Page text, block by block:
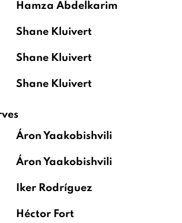
Hamza Abdelkarim
Shane Kluivert
Shane Kluivert
Shane Kluivert
Áron Yaakobishvili
Áron Yaakobishvili
Iker Rodríguez
Héctor Fort